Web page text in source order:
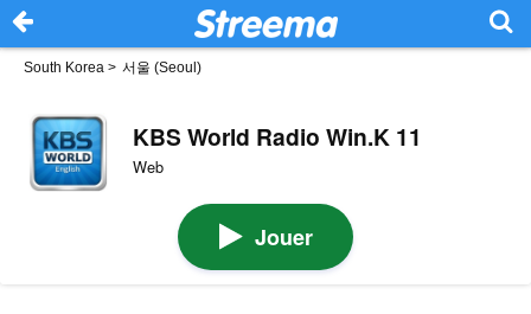
South Korea > 서울 (Seoul)
KBS World Radio Win.K 11
Web
Jouer